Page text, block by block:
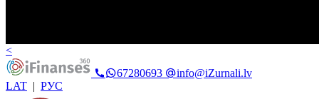
<
67280693
info@iZurnali.lv
LAT | РУС